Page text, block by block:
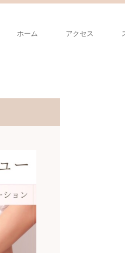
ホーム アクセス